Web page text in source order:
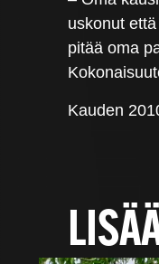
uskonut
pitää oma
Kauden